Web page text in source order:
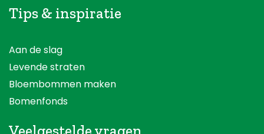
Tips & inspiratie
Aan de slag
Levende straten
Bloembommen maken
Bomenfonds
Veelgestelde vragen